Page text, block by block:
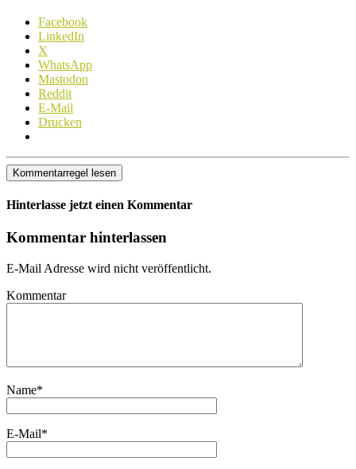
Facebook
LinkedIn
X
WhatsApp
Mastodon
Reddit
E-Mail
Drucken
Kommentarregel lesen
Hinterlasse jetzt einen Kommentar
Kommentar hinterlassen
E-Mail Adresse wird nicht veröffentlicht.
Kommentar
Name*
E-Mail*